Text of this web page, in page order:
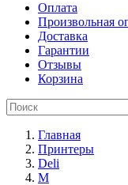
Оплата
Произвольная
Доставка
Гарантии
Отзывы
Корзина
Главная
Принтеры
Deli
M